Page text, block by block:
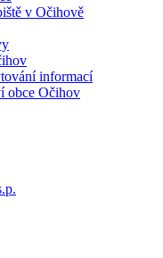
v Očihově
informací
obce Očihov